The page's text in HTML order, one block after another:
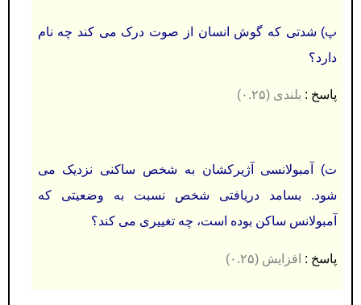
پ) شدتی که گوش انسان از صوت درک می کند چه نام
دارد؟
پاسخ : بلندی (۰.۲۵)
ت) آمبولانسی آژیرکشان به شخص ساکنی نزدیک می
شود. بسامد دریافتی شخص نسبت به وضعیتی که
آمبولانس ساکن بوده است، چه تغییری می کند؟
پاسخ : افزایش (۰.۲۵)